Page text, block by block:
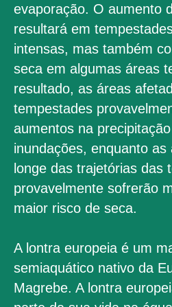
evaporação. O aumento
resultará em
intensas, mas também
seca em algumas áreas
resultado, as áreas
tempestades
aumentos na
inundações, enquanto as
longe das trajetórias das
provavelmente sofrerão
maior risco de seca.
A lontra europeia é um
semiaquático nativo da
Magrebe. A lontra